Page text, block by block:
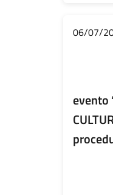
06/07/
evento